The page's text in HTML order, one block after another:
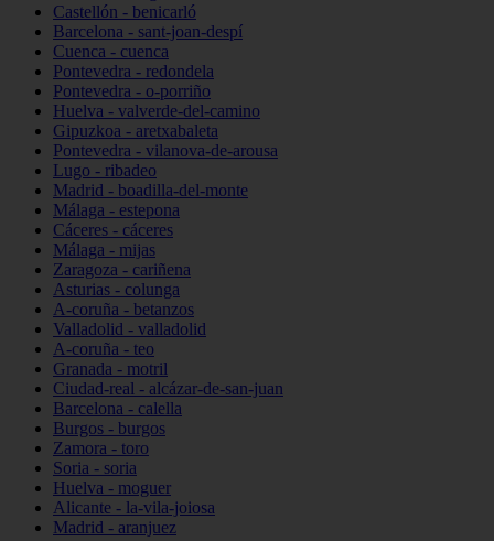
Castellón - benicarló
Barcelona - sant-joan-despí
Cuenca - cuenca
Pontevedra - redondela
Pontevedra - o-porriño
Huelva - valverde-del-camino
Gipuzkoa - aretxabaleta
Pontevedra - vilanova-de-arousa
Lugo - ribadeo
Madrid - boadilla-del-monte
Málaga - estepona
Cáceres - cáceres
Málaga - mijas
Zaragoza - cariñena
Asturias - colunga
A-coruña - betanzos
Valladolid - valladolid
A-coruña - teo
Granada - motril
Ciudad-real - alcázar-de-san-juan
Barcelona - calella
Burgos - burgos
Zamora - toro
Soria - soria
Huelva - moguer
Alicante - la-vila-joiosa
Madrid - aranjuez